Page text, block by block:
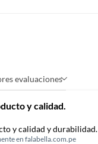
evaluaciones
y calidad.
y calidad y durabilidad.
en falabella.com.pe